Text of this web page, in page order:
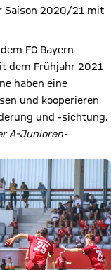
Saison 2020/21 mit
FC Bayern
dem Frühjahr 2021
haben eine
und kooperieren
und -sichtung.
A-Junioren-